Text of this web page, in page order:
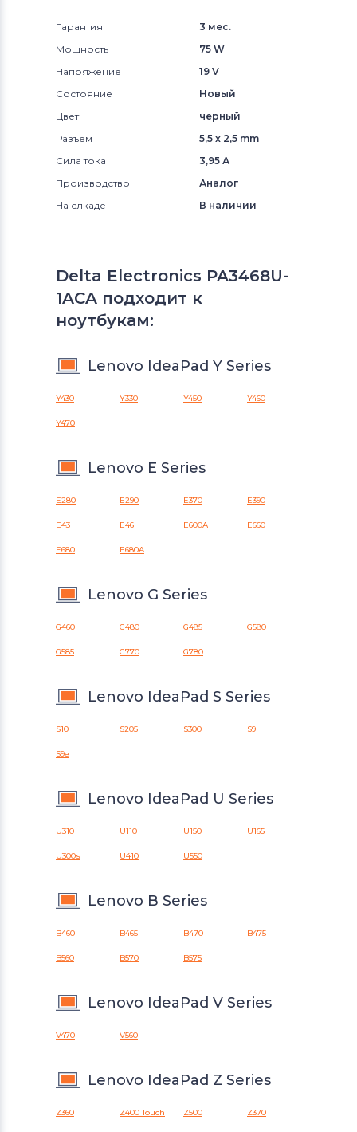
Гарантия
3 мес.
Мощность
75 W
Напряжение
19 V
Состояние
Новый
Цвет
черный
Разъем
5,5 x 2,5 mm
Сила тока
3,95 А
Производство
Аналог
На слкаде
В наличии
Delta Electronics PA3468U-
1ACA подходит к
ноутбукам:
Lenovo IdeaPad Y Series
Y430 Y330 Y450 Y460
Y470
Lenovo E Series
E280 E290 E370 E390
E43 E46 E600A E660
E680 E680A
Lenovo G Series
G460 G480 G485 G580
G585 G770 G780
Lenovo IdeaPad S Series
S10 S205 S300 S9
S9e
Lenovo IdeaPad U Series
U310 U110 U150 U165
U300s U410 U550
Lenovo B Series
B460 B465 B470 B475
B560 B570 B575
Lenovo IdeaPad V Series
V470 V560
Lenovo IdeaPad Z Series
Z360 Z400 Touch Z500 Z370